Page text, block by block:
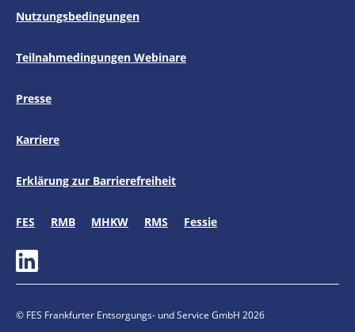
Nutzungsbedingungen
Teilnahmedingungen Webinare
Presse
Externer Link zu
Karriere
Erklärung zur Barrierefreiheit
Externer Link zu
FES Externer Link zu
RMB Externer Link zu
MHKW Externer Link zu
RMS Externer Link zu
Fessie
Externer Link zu
© FES Frankfurter Entsorgungs- und Service GmbH 2026